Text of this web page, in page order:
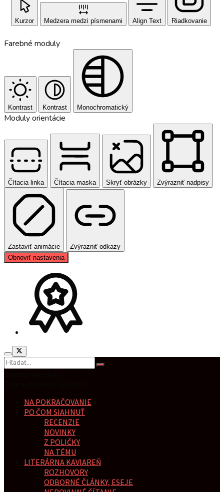
Kurzor Medzera medzi písmenami Align Text Riadkovanie
Farebné moduly
Kontrast Kontrast Monochromatický
Moduly orientácie
Čítacia linka Čítacia maska Skryť obrázky Zvýrazniť nadpisy
Zastaviť animácie
Zvýrazniť odkazy
Obnoviť nastavenia
NA POKRAČOVANIE
PO ČOM SIAHNUŤ
RECENZIE
NOVINKY
Z POLIČKY
NA TÉMU
LITERÁRNA KAVIAREŇ
ROZHOVORY
ODBORNÉ ČLÁNKY, ESEJE